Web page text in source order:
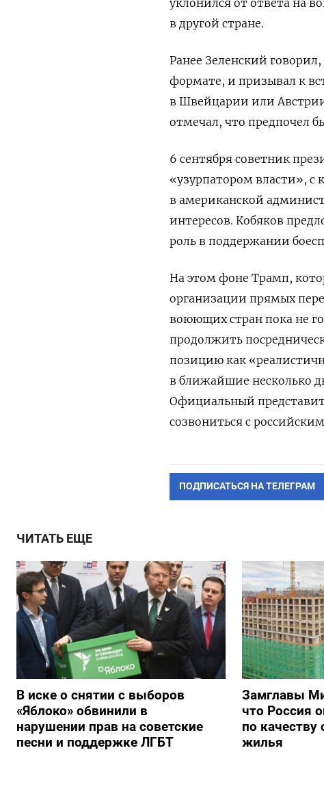
в другой стране.
Ранее Зеленский
формате, и призывал к
в Швейцарии или
отмечал, что предпочел
6 сентября советник
«узурпатором власти»,
в американской
интересов. Кобяков
роль в поддержании
На этом фоне Трамп,
организации прямых
воюющих стран пока не
продолжить
позицию как
в ближайшие несколько
Официальный
созвониться с
ПОДПИСАТЬСЯ НА ТЕЛЕГРАМ
ЧИТАТЬ ЕЩЕ
В иске о снятии с выборов
«Яблоко» обвинили в
нарушении прав на советские
песни и поддержке ЛГБТ
Замглавы
что Россия
по качеству
жилья